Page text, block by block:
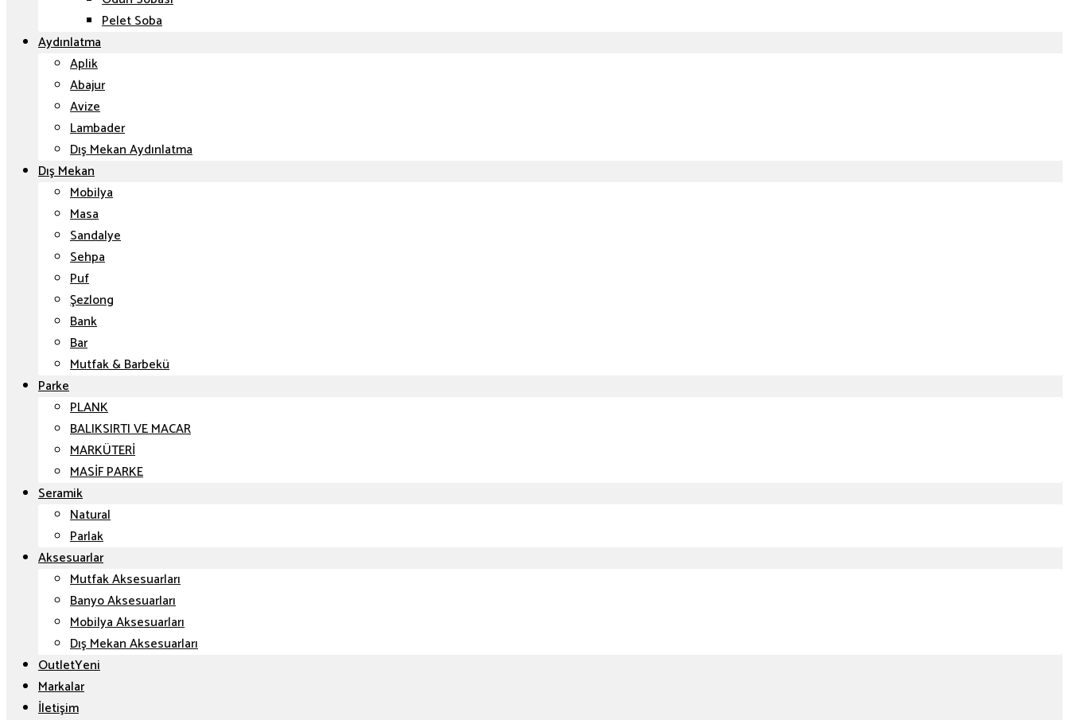
Pelet Soba
Aydınlatma
Aplik
Abajur
Avize
Lambader
Dış Mekan Aydınlatma
Dış Mekan
Mobilya
Masa
Sandalye
Sehpa
Puf
Şezlong
Bank
Bar
Mutfak & Barbekü
Parke
PLANK
BALIKSIRTI VE MACAR
MARKÜTERİ
MASİF PARKE
Seramik
Natural
Parlak
Aksesuarlar
Mutfak Aksesuarları
Banyo Aksesuarları
Mobilya Aksesuarları
Dış Mekan Aksesuarları
Outlet
Markalar
İletişim